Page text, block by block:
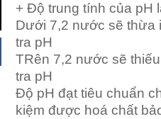
+ Độ trung tính của pH
Dưới 7,2 nước sẽ thừa
tra pH
TRên 7,2 nước sẽ
tra pH
Độ pH đạt tiêu chuẩn
kiệm được hoá chất